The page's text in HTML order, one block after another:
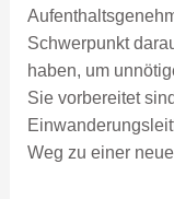
Schwerpunkt
haben, um
Sie vorbereitet
Weg zu einer